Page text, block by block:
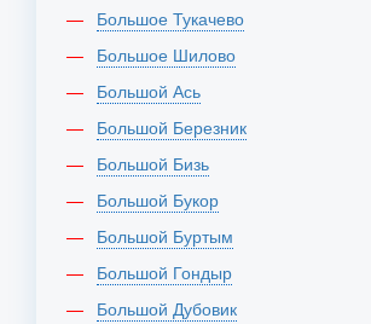
Большое Тукачево
Большое Шилово
Большой Ась
Большой Березник
Большой Бизь
Большой Букор
Большой Буртым
Большой Гондыр
Большой Дубовик